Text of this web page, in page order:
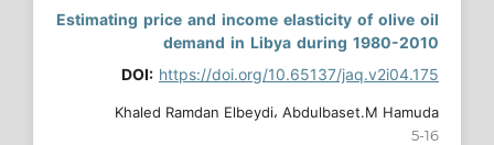
Estimating price and income elasticity of olive oil
demand in Libya during 1980-2010
DOI:https://doi.org/10.65137/jaq.v2i04.175
Khaled Ramdan Elbeydi، Abdulbaset.M Hamuda
5-16